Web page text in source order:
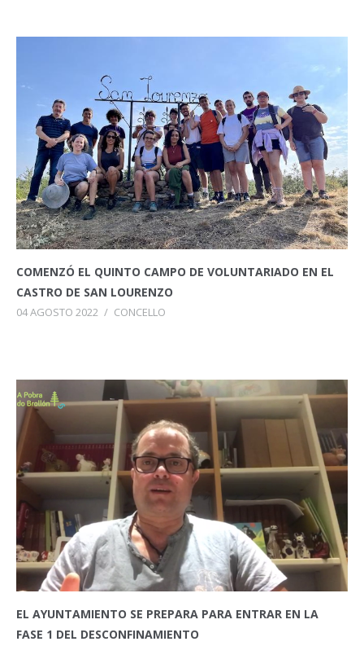
COMENZÓ EL QUINTO CAMPO DE VOLUNTARIADO EN EL
CASTRO DE SAN LOURENZO
04 AGOSTO 2022 / CONCELLO
EL AYUNTAMIENTO SE PREPARA PARA ENTRAR EN LA
FASE 1 DEL DESCONFINAMIENTO